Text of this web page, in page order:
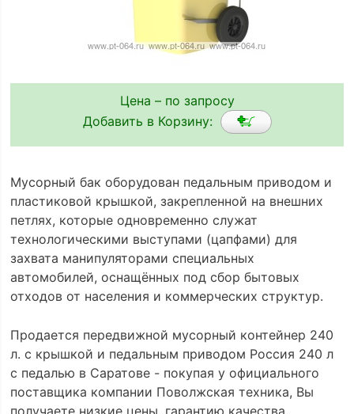
Цена – по запросу
Добавить в Корзину:
Мусорный бак оборудован педальным приводом и
пластиковой крышкой, закрепленной на внешних
петлях, которые одновременно служат
технологическими выступами (цапфами) для
захвата манипуляторами специальных
автомобилей, оснащённых под сбор бытовых
отходов от населения и коммерческих структур.
Продается передвижной мусорный контейнер 240
л. с крышкой и педальным приводом Россия 240 л
с педалью в Саратове - покупая у официального
поставщика компании Поволжская техника, Вы